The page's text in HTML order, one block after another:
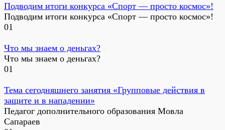
Подводим итоги конкурса «Спорт — просто космос»!
Подводим итоги конкурса «Спорт — просто космос»!
01
Что мы знаем о деньгах?
Что мы знаем о деньгах?
01
Тема сегодняшнего занятия «Групповые действия в
защите и в нападении»
Педагог дополнительного образования Мовла
Сапараев